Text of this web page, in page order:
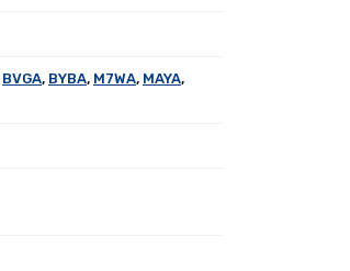
BVGA, BYBA, M7WA, MAYA,